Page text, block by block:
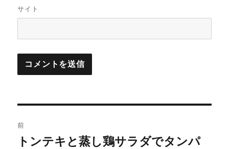
サイト
稿
前
前
トンテキと蒸し鶏サラダでタンパ